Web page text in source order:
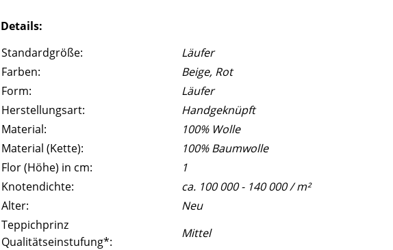
Details:
Standardgröße:
Läufer
Farben:
Beige, Rot
Form:
Läufer
Herstellungsart:
Handgeknüpft
Material:
100% Wolle
Material (Kette):
100% Baumwolle
Flor (Höhe) in cm:
1
Knotendichte:
ca. 100 000 - 140 000 / m²
Alter:
Neu
Teppichprinz
Qualitätseinstufung*:
Mittel